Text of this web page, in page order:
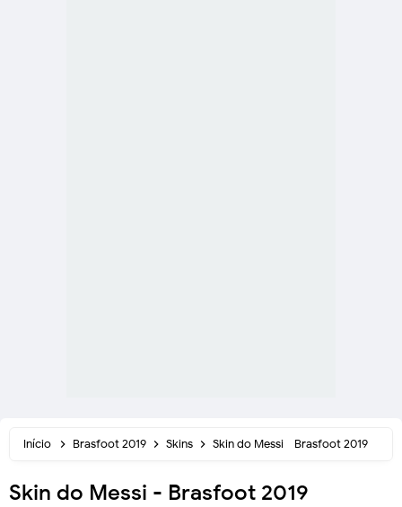
Início Brasfoot 2019 Skins Skin do Messi - Brasfoot 2019
Skin do Messi - Brasfoot 2019